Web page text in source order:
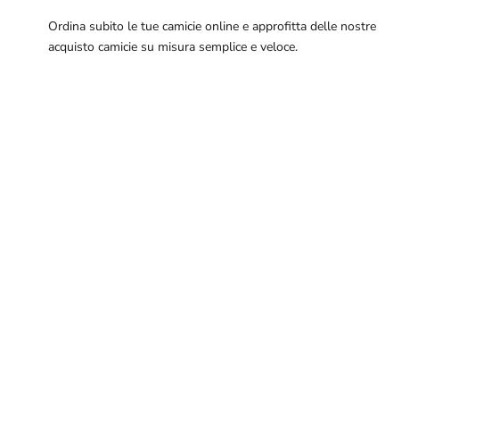
Ordina subito le tue camicie online e approfitta delle nostre
acquisto camicie su misura semplice e veloce.